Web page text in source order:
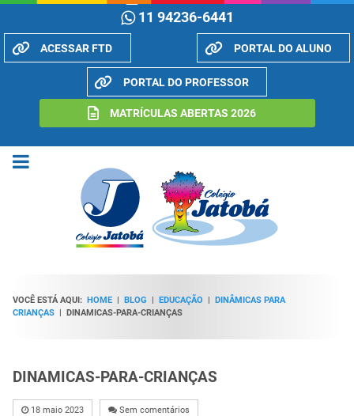
11 94236-6441
ACESSAR FTD PORTAL DO ALUNO
PORTAL DO PROFESSOR
MATRÍCULAS ABERTAS 2026
VOCÊ ESTÁ AQUI: HOME | BLOG | EDUCAÇÃO | DINÂMICAS PARA
CRIANÇAS | DINAMICAS-PARA-CRIANÇAS
DINAMICAS-PARA-CRIANÇAS
18 maio 2023 Sem comentários